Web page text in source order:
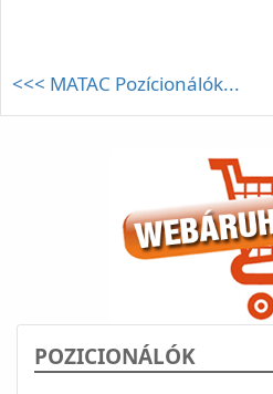
<<< MATAC Pozícionálók...
POZICIONÁLÓK